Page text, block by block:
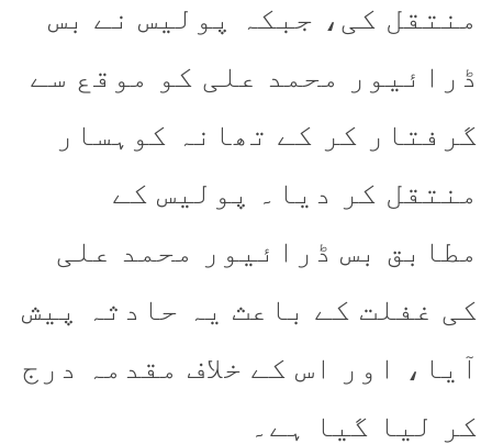
منتقل کی، جبکہ پولیس نے بس
ڈرائیور محمد علی کو موقع سے
گرفتار کر کے تھانہ کوہسار
منتقل کر دیا۔ پولیس کے
مطابق بس ڈرائیور محمد علی
کی غفلت کے باعث یہ حادثہ پیش
آیا، اور اس کے خلاف مقدمہ درج
کر لیا گیا ہے۔